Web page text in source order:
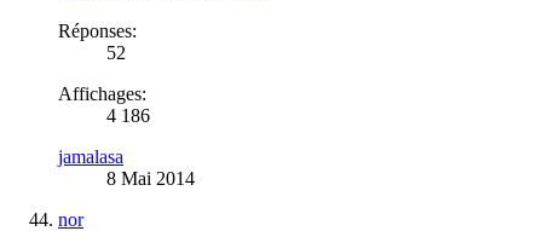
Réponses:
52
Affichages:
4 186
jamalasa
8 Mai 2014
nor